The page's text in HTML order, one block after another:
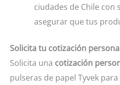
ciudades de Chile con
asegurar que tus
Solicita tu cotización
Solicita una cotización
pulseras de papel Tyvek